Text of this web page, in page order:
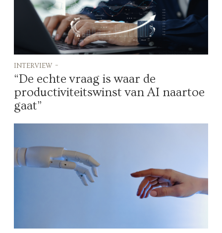
interview -
“De echte vraag is waar de
productiviteitswinst van AI naartoe
gaat”